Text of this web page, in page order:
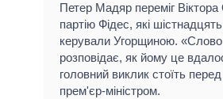
Петер Мадяр переміг Віктора
партію Фідес, які шістнадцять
керували Угорщиною. «Слово
розповідає, як йому це
головний виклик стоїть
прем'єр-міністром.